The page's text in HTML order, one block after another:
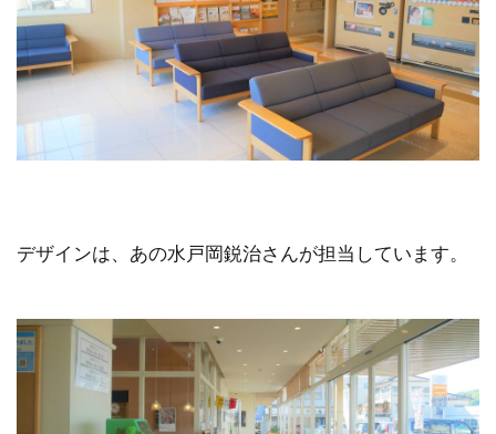
デザインは、あの水戸岡鋭治さんが担当しています。